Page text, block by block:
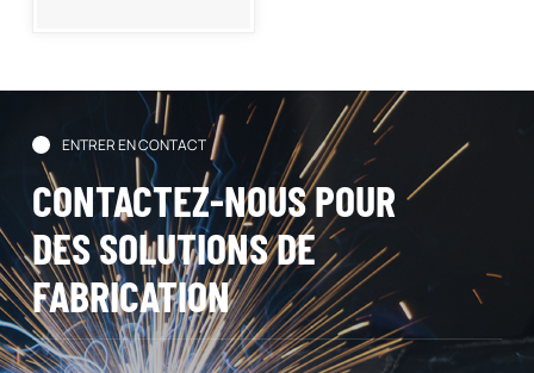
ENTRER EN CONTACT
CONTACTEZ-NOUS POUR
DES SOLUTIONS DE
FABRICATION